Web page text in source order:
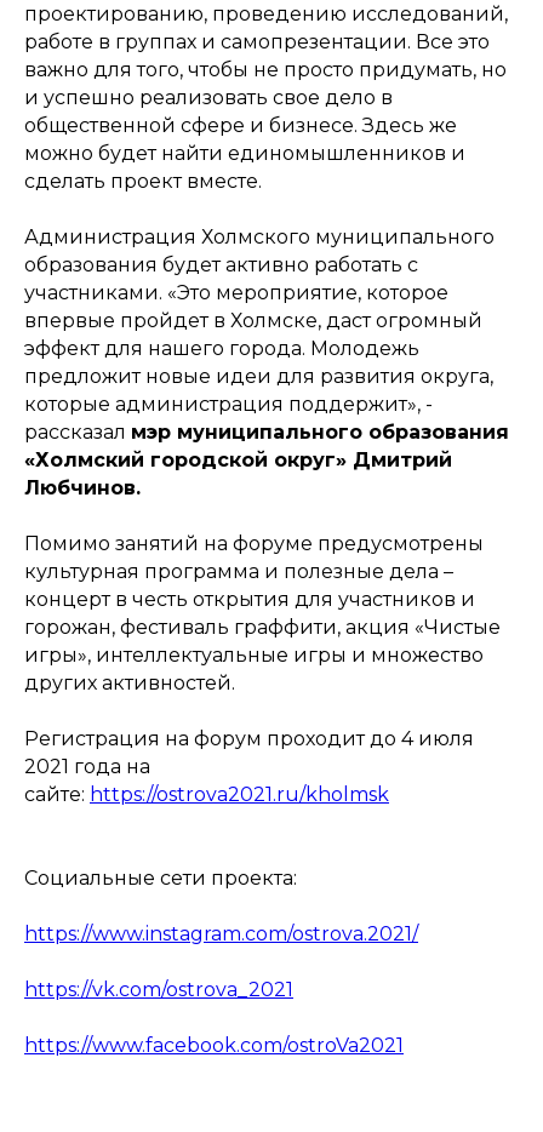
проектированию, проведению исследований,
работе в группах и самопрезентации. Все это
важно для того, чтобы не просто придумать, но
и успешно реализовать свое дело в
общественной сфере и бизнесе. Здесь же
можно будет найти единомышленников и
сделать проект вместе.
Администрация Холмского муниципального
образования будет активно работать с
участниками. «Это мероприятие, которое
впервые пройдет в Холмске, даст огромный
эффект для нашего города. Молодежь
предложит новые идеи для развития округа,
которые администрация поддержит», -
рассказал мэр муниципального образования
«Холмский городской округ» Дмитрий
Любчинов.
Помимо занятий на форуме предусмотрены
культурная программа и полезные дела –
концерт в честь открытия для участников и
горожан, фестиваль граффити, акция «Чистые
игры», интеллектуальные игры и множество
других активностей.
Регистрация на форум проходит до 4 июля
2021 года на
сайте: https://ostrova2021.ru/kholmsk
Социальные сети проекта:
https://www.instagram.com/ostrova.2021/
https://vk.com/ostrova_2021
https://www.facebook.com/ostroVa2021